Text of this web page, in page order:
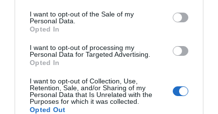
I want to opt-out of the Sale of my
Personal Data.
Opted In
I want to opt-out of processing my
Personal Data for Targeted Advertising.
Opted In
I want to opt-out of Collection, Use,
Retention, Sale, and/or Sharing of my
Personal Data that Is Unrelated with the
Purposes for which it was collected.
Opted Out
Hotel Biancamano - Rimini - Via Cappellini, 1 (Rimini)
"L'Hotel Biancamano è un elegante albergo 3 Stelle Superior nel cuore
di Rimini Marina Centro, accanto a Piazzale Fellini..."
Hotel Biancaneve- Nicolosi - via Etnea, 163 (Catania)
"L'Hotel Biancaneve si trova ai piedi dell'Etna, nella ridente cittadina di
Nicolosi, provincia di Catania, a breve dista..."
Hotel Biancaneve Wellness- Marotta - Via Damiano Chiesa,
53 (Pesaro E Urbino)
"L'Albergo Biancaneve è situato a Marotta a breve distanza dalla
splendida spiaggia e a soli 500 mt dal centro. Gestito ..."